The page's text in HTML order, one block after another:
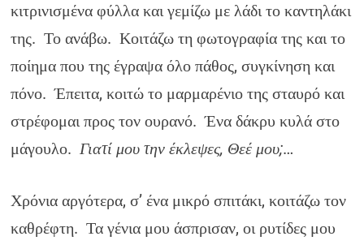
κιτρινισμένα φύλλα και γεμίζω με λάδι το καντηλάκι
της. Το ανάβω. Κοιτάζω τη φωτογραφία της και το
ποίημα που της έγραψα όλο πάθος, συγκίνηση και
πόνο. Έπειτα, κοιτώ το μαρμαρένιο της σταυρό και
στρέφομαι προς τον ουρανό. Ένα δάκρυ κυλά στο
μάγουλο.Γιατί μου την έκλεψες, Θεέ μου;…
Χρόνια αργότερα, σ’ ένα μικρό σπιτάκι, κοιτάζω τον
καθρέφτη. Τα γένια μου άσπρισαν, οι ρυτίδες μου